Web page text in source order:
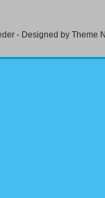
- Designed by Theme